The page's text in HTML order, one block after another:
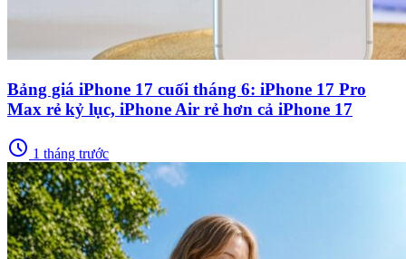
Bảng giá iPhone 17 cuối tháng 6: iPhone 17 Pro
Max rẻ kỷ lục, iPhone Air rẻ hơn cả iPhone 17
schedule 1 tháng trước